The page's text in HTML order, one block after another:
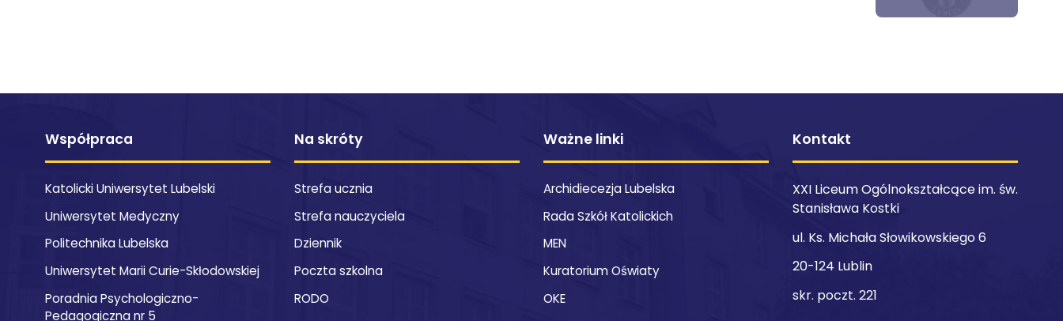
Współpraca
Katolicki Uniwersytet Lubelski
Uniwersytet Medyczny
Politechnika Lubelska
Uniwersytet Marii Curie-Skłodowskiej
Poradnia Psychologiczno-
Pedagogiczna nr 5
Na skróty
Strefa ucznia
Strefa nauczyciela
Dziennik
Poczta szkolna
RODO
Ważne linki
Archidiecezja Lubelska
Rada Szkół Katolickich
MEN
Kuratorium Oświaty
OKE
Kontakt
XXI Liceum Ogólnokształcące im. św.
Stanisława Kostki
ul. Ks. Michała Słowikowskiego 6
20-124 Lublin
skr. poczt. 221